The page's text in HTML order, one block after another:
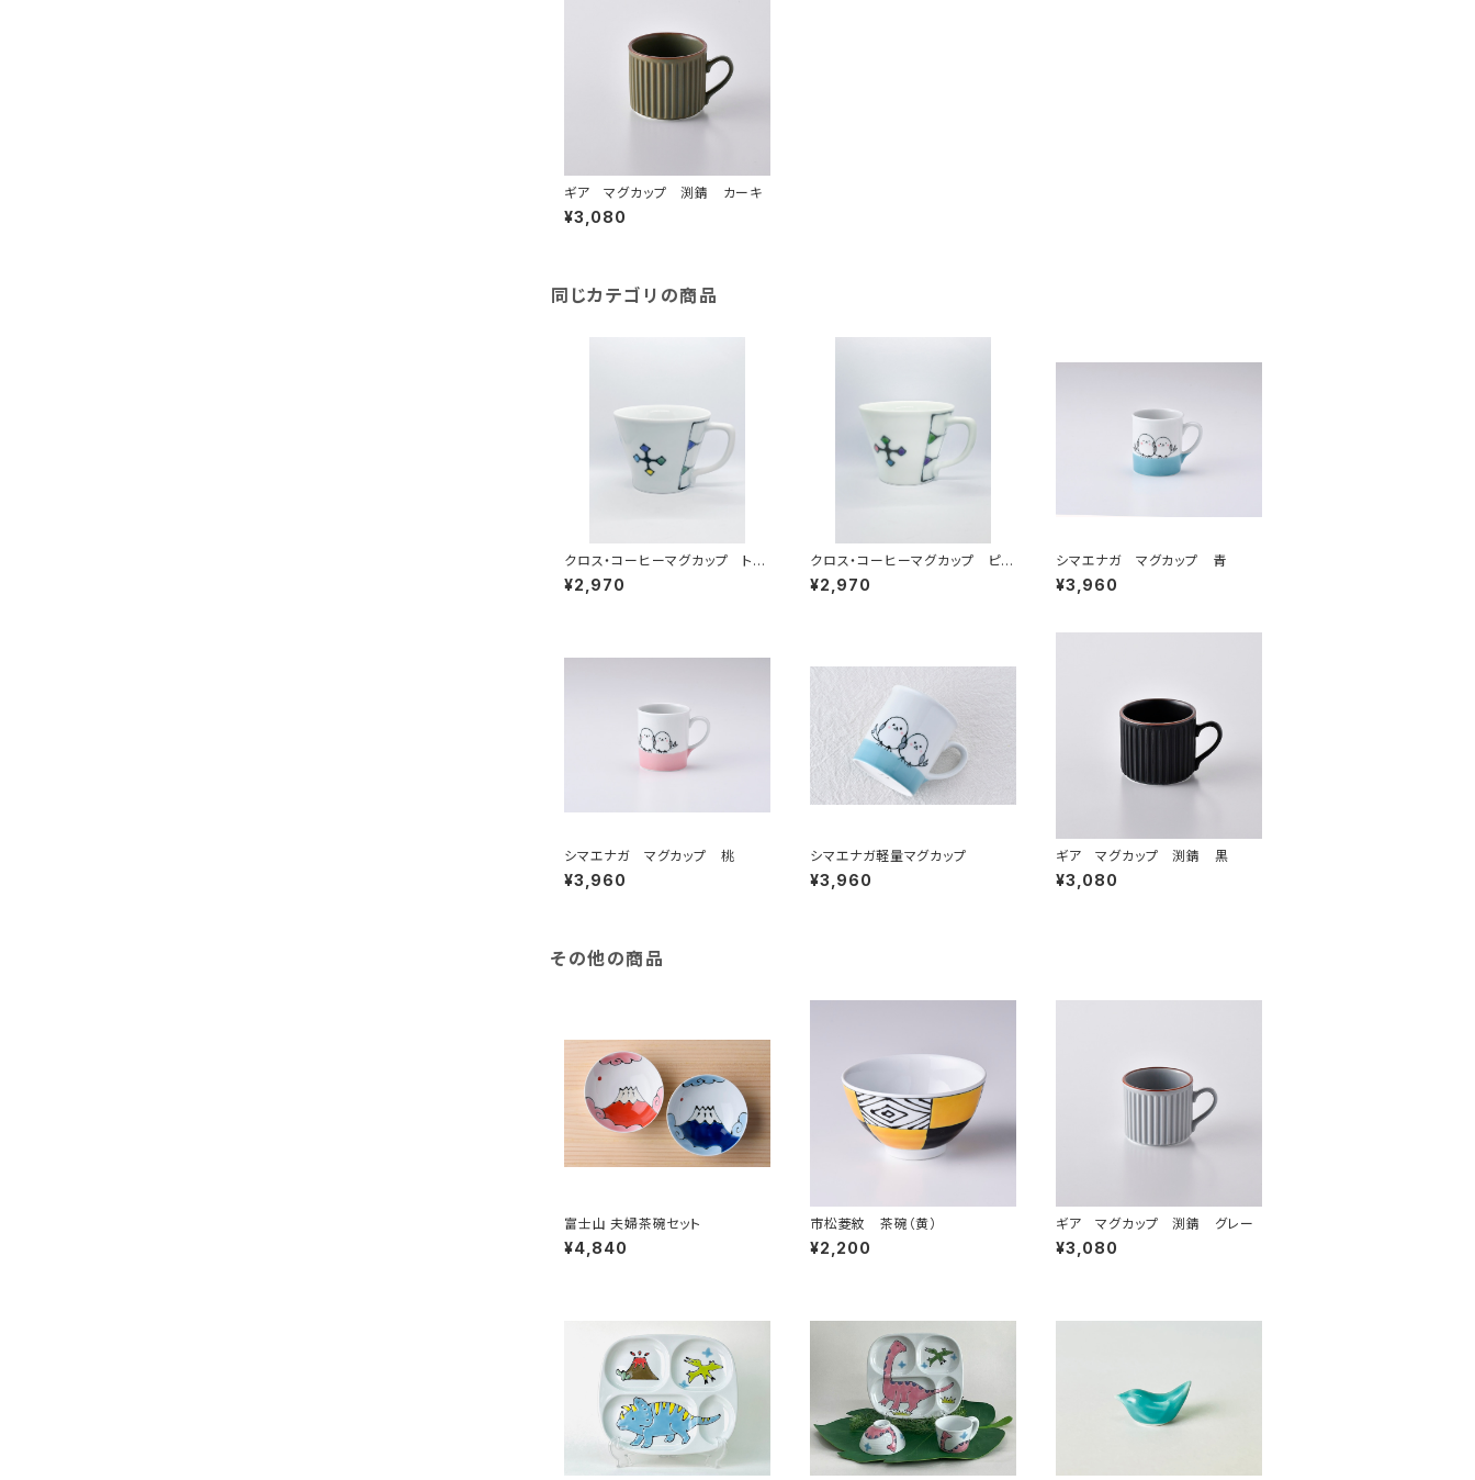
ギア マグカップ 渕錆 カーキ
¥3,080
同じカテゴリの商品
クロス・コーヒーマグカップ トル
コブルー
¥2,970
クロス・コーヒーマグカップ ピン
ク
¥2,970
シマエナガ マグカップ 青
¥3,960
シマエナガ マグカップ 桃
¥3,960
シマエナガ軽量マグカップ
¥3,960
ギア マグカップ 渕錆 黒
¥3,080
その他の商品
富士山 夫婦茶碗セット
¥4,840
市松菱紋 茶碗（黄）
¥2,200
ギア マグカップ 渕錆 グレー
¥3,080